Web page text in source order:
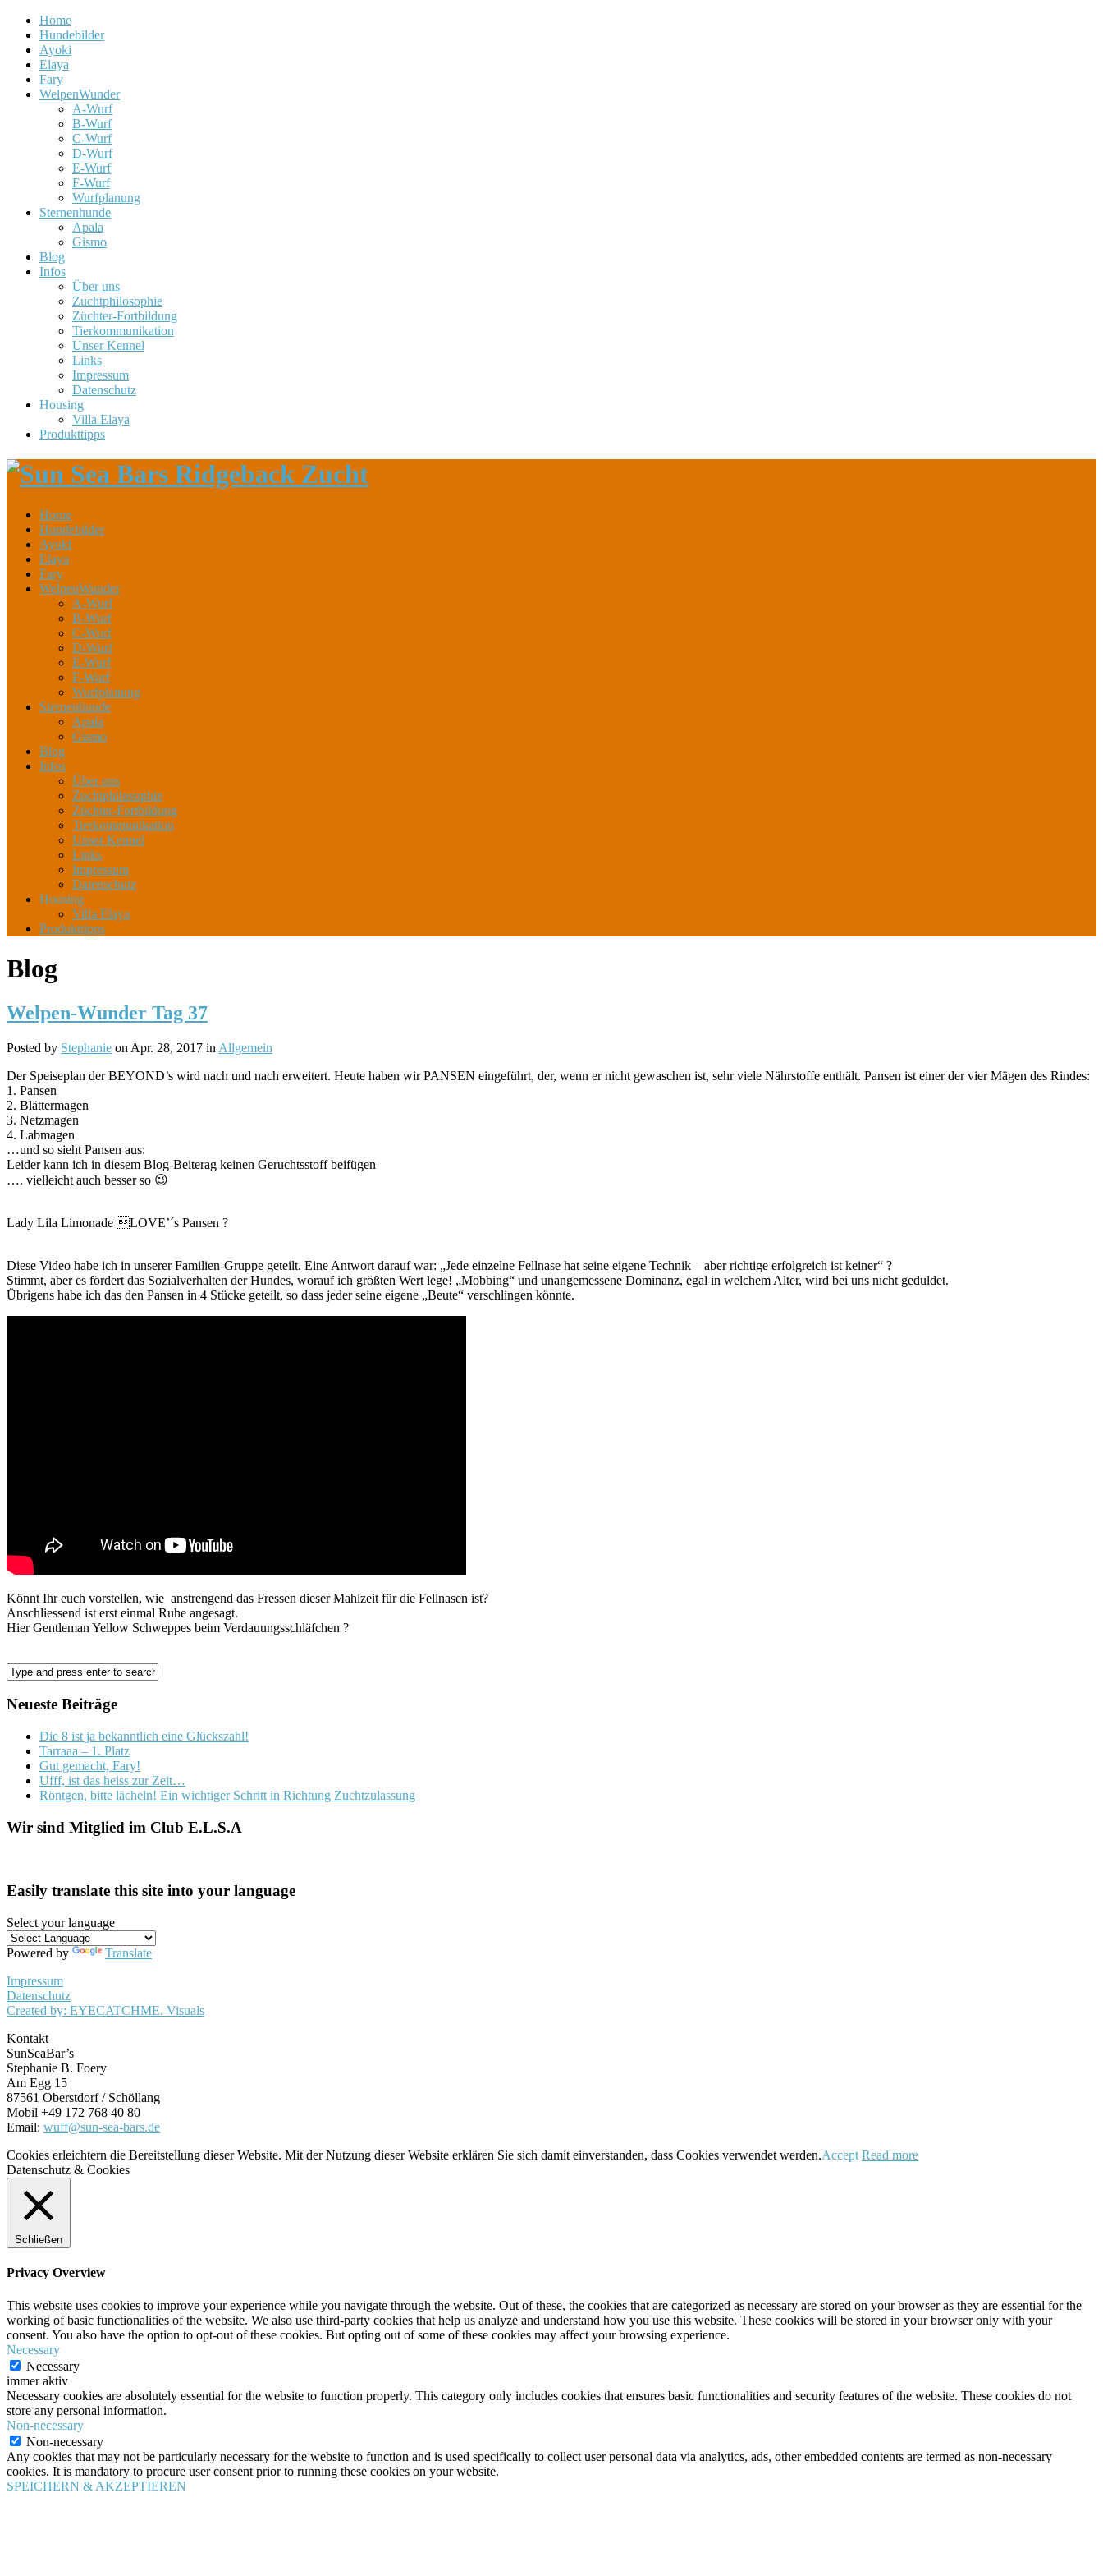
Home
Hundebilder
Ayoki
Elaya
Fary
WelpenWunder
A-Wurf
B-Wurf
C-Wurf
D-Wurf
E-Wurf
F-Wurf
Wurfplanung
Sternenhunde
Apala
Gismo
Blog
Infos
Über uns
Zuchtphilosophie
Züchter-Fortbildung
Tierkommunikation
Unser Kennel
Links
Impressum
Datenschutz
Housing
Villa Elaya
Produkttipps
Home
Hundebilder
Ayoki
Elaya
Fary
WelpenWunder
A-Wurf
B-Wurf
C-Wurf
D-Wurf
E-Wurf
F-Wurf
Wurfplanung
Sternenhunde
Apala
Gismo
Blog
Infos
Über uns
Zuchtphilosophie
Züchter-Fortbildung
Tierkommunikation
Unser Kennel
Links
Impressum
Datenschutz
Housing
Villa Elaya
Produkttipps
Blog
Welpen-Wunder Tag 37
Posted by Stephanie on Apr. 28, 2017 in Allgemein
Der Speiseplan der BEYOND’s wird nach und nach erweitert. Heute haben wir PANSEN eingeführt, der, wenn er nicht gewaschen ist, sehr viele Nährstoffe enthält. Pansen ist einer der vier Mägen des Rindes:
1. Pansen
2. Blättermagen
3. Netzmagen
4. Labmagen
…und so sieht Pansen aus:
Leider kann ich in diesem Blog-Beiterag keinen Geruchtsstoff beifügen
…. vielleicht auch besser so 😉
Lady Lila Limonade LOVE’´s Pansen ?
Diese Video habe ich in unserer Familien-Gruppe geteilt. Eine Antwort darauf war: „Jede einzelne Fellnase hat seine eigene Technik – aber richtige erfolgreich ist keiner“ ?
Stimmt, aber es fördert das Sozialverhalten der Hundes, worauf ich größten Wert lege! „Mobbing“ und unangemessene Dominanz, egal in welchem Alter, wird bei uns nicht geduldet.
Übrigens habe ich das den Pansen in 4 Stücke geteilt, so dass jeder seine eigene „Beute“ verschlingen könnte.
Könnt Ihr euch vorstellen, wie anstrengend das Fressen dieser Mahlzeit für die Fellnasen ist?
Anschliessend ist erst einmal Ruhe angesagt.
Hier Gentleman Yellow Schweppes beim Verdauungsschläfchen ?
Neueste Beiträge
Die 8 ist ja bekanntlich eine Glückszahl!
Tarraaa – 1. Platz
Gut gemacht, Fary!
Ufff, ist das heiss zur Zeit…
Röntgen, bitte lächeln! Ein wichtiger Schritt in Richtung Zuchtzulassung
Wir sind Mitglied im Club E.L.S.A
Easily translate this site into your language
Select your language
Powered by
Translate
Impressum
Datenschutz
Created by: EYECATCHME. Visuals
Kontakt
SunSeaBar’s
Stephanie B. Foery
Am Egg 15
87561 Oberstdorf / Schöllang
Mobil +49 172 768 40 80
Email: wuff@sun-sea-bars.de
Cookies erleichtern die Bereitstellung dieser Website. Mit der Nutzung dieser Website erklären Sie sich damit einverstanden, dass Cookies verwendet werden.Accept Read more
Datenschutz & Cookies
Schließen
Privacy Overview
This website uses cookies to improve your experience while you navigate through the website. Out of these, the cookies that are categorized as necessary are stored on your browser as they are essential for the
working of basic functionalities of the website. We also use third-party cookies that help us analyze and understand how you use this website. These cookies will be stored in your browser only with your
consent. You also have the option to opt-out of these cookies. But opting out of some of these cookies may affect your browsing experience.
Necessary
Necessary
immer aktiv
Necessary cookies are absolutely essential for the website to function properly. This category only includes cookies that ensures basic functionalities and security features of the website. These cookies do not
store any personal information.
Non-necessary
Non-necessary
Any cookies that may not be particularly necessary for the website to function and is used specifically to collect user personal data via analytics, ads, other embedded contents are termed as non-necessary
cookies. It is mandatory to procure user consent prior to running these cookies on your website.
SPEICHERN & AKZEPTIEREN